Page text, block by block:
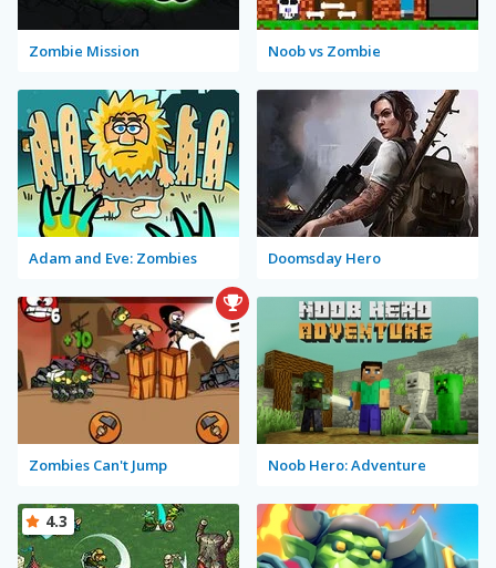
Zombie Mission Noob vs Zombie
Adam and Eve: Zombies Doomsday Hero
Zombies Can't Jump Noob Hero: Adventure
4.3